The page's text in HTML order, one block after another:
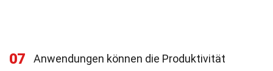
07
Anwendungen können die Produktivität